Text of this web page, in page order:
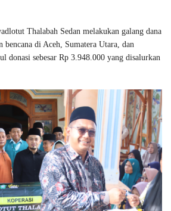
Thalabah Sedan melakukan galang dana
bencana di Aceh, Sumatera Utara, dan
donasi sebesar Rp 3.948.000 yang disalurkan